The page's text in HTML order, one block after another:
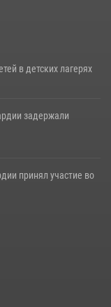
в детских лагерях
задержали
принял участие во